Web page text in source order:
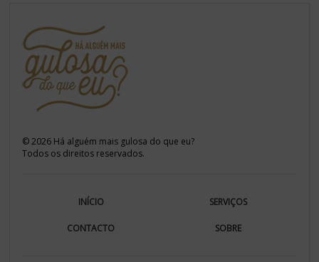
©2026 Há alguém mais gulosa do que eu?
Todos os direitos reservados.
INÍCIO SERVIÇOS
CONTACTO SOBRE